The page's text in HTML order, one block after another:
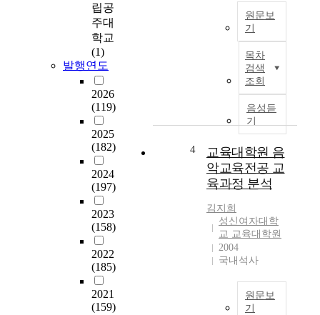
립공
주대
학교
(1)
발행연도
2026
(119)
2025
(182)
2024
(197)
2023
(158)
2022
(185)
2021
(159)
원문보
기
목차
검색
조회
음성듣
기
4
교육대학원 음
악교육전공 교
육과정 분석
김지희
성신여자대학
교 교육대학원
2004
국내석사
원문보
기